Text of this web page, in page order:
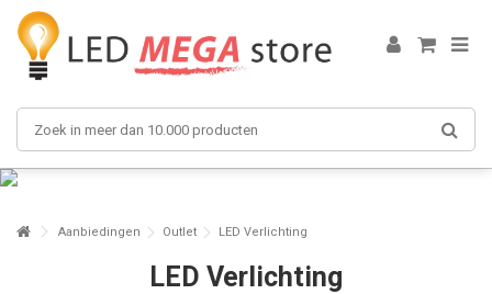
Aanbiedingen Outlet LED Verlichting
LED Verlichting